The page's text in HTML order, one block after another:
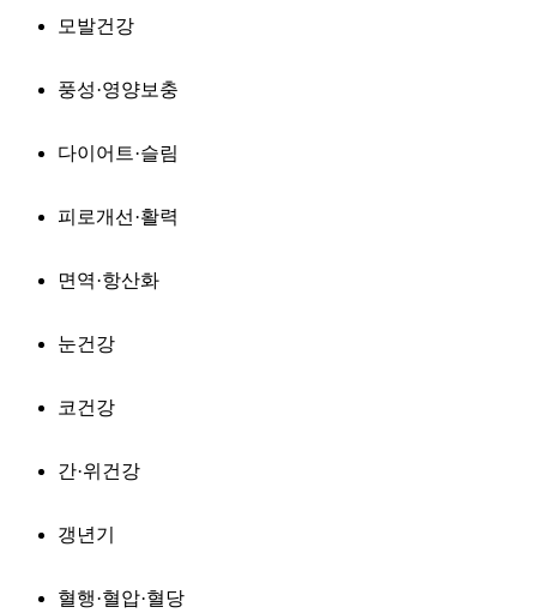
모발건강
풍성·영양보충
다이어트·슬림
피로개선·활력
면역·항산화
눈건강
코건강
간·위건강
갱년기
혈행·혈압·혈당